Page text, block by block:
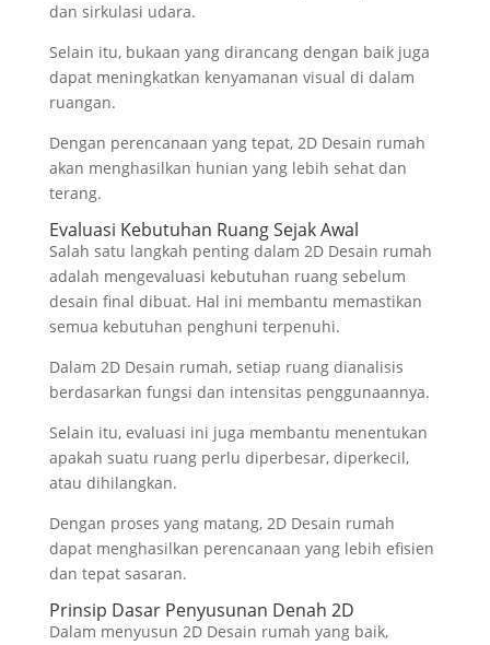
dan sirkulasi udara.
Selain itu, bukaan yang dirancang dengan baik juga
dapat meningkatkan kenyamanan visual di dalam
ruangan.
Dengan perencanaan yang tepat, 2D Desain rumah
akan menghasilkan hunian yang lebih sehat dan
terang.
Evaluasi Kebutuhan Ruang Sejak Awal
Salah satu langkah penting dalam 2D Desain rumah
adalah mengevaluasi kebutuhan ruang sebelum
desain final dibuat. Hal ini membantu memastikan
semua kebutuhan penghuni terpenuhi.
Dalam 2D Desain rumah, setiap ruang dianalisis
berdasarkan fungsi dan intensitas penggunaannya.
Selain itu, evaluasi ini juga membantu menentukan
apakah suatu ruang perlu diperbesar, diperkecil,
atau dihilangkan.
Dengan proses yang matang, 2D Desain rumah
dapat menghasilkan perencanaan yang lebih efisien
dan tepat sasaran.
Prinsip Dasar Penyusunan Denah 2D
Dalam menyusun 2D Desain rumah yang baik,